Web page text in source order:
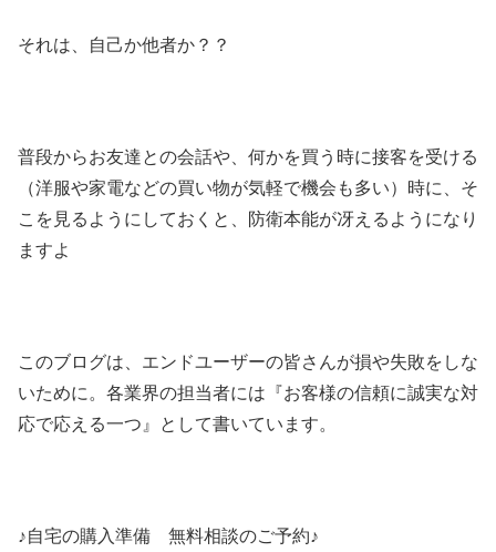
それは、自己か他者か？？
普段からお友達との会話や、何かを買う時に接客を受ける
（洋服や家電などの買い物が気軽で機会も多い）時に、そ
こを見るようにしておくと、防衛本能が冴えるようになり
ますよ
このブログは、エンドユーザーの皆さんが損や失敗をしな
いために。各業界の担当者には『お客様の信頼に誠実な対
応で応える一つ』として書いています。
♪自宅の購入準備 無料相談のご予約♪